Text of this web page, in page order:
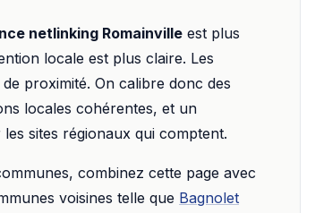
netlinking Romainville est plus
locale est plus claire. Les
proximité. On calibre donc des
locales cohérentes, et un
sites régionaux qui comptent.
combinez cette page avec
voisines telle que Bagnolet